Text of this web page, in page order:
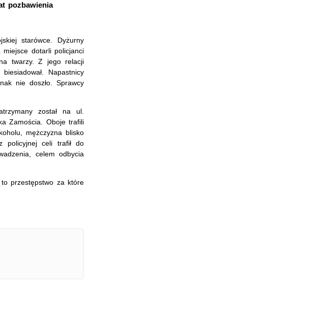
pozbawienia
starówce. Dyżurny
dotarli policjanci
twarzy. Z jego relacji
Napastnicy
nie doszło. Sprawcy
został na ul.
Zamościa. Oboje trafili
mężczyzna blisko
policyjnej celi trafił do
celem odbycia
przestępstwo za które